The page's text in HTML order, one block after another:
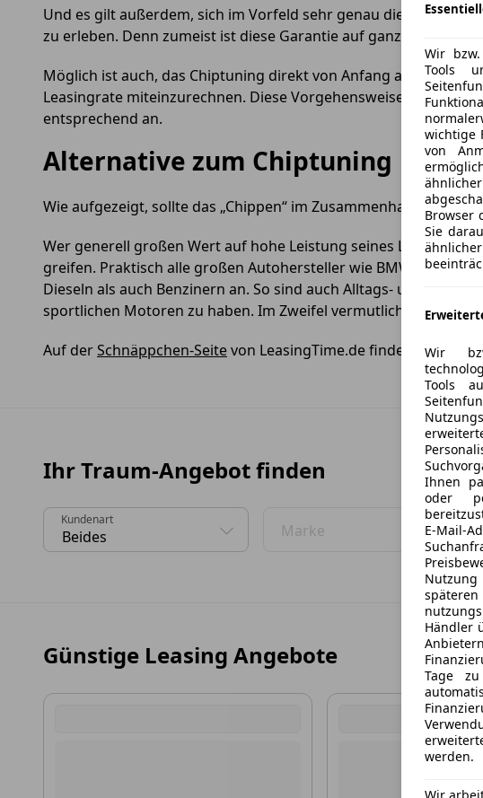
Und es gilt außerdem, sich im Vorfeld sehr genau die
zu erleben. Denn zumeist ist diese Garantie auf ganz bestimmte
Möglich ist auch, das Chiptuning direkt von Anfang an bei dem
Leasingrate miteinzurechnen. Diese Vorgehensweise
entsprechend an.
Alternative zum Chiptuning
Wie aufgezeigt, sollte das „Chippen“ im Zusammenhang mit
Wer generell großen Wert auf hohe Leistung seines
greifen. Praktisch alle großen Autohersteller wie BMW,
Audi,
Dieseln als auch Benzinern an. So sind auch Alltags- und
sportlichen Motoren zu haben. Im Zweifel vermutlich oft die
Auf derSchnäppchen-Seitevon LeasingTime.de finden Sie
Ihr Traum-Angebot finden
Kundenart
0 Vorschläge gefunden. Benutzen Sie die Pfeil-nach-oben und
Marke
0 Vorschläge gefunden.
Günstige Leasing Angebote
Wir
Tools
wichtige
von
Browser
Sie
Wir
Tools
Ihnen
oder
E-Mail-
Händler
Tage
werden.
Wir